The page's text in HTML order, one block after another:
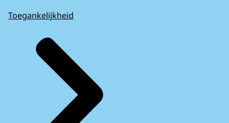
Toegankelijkheid